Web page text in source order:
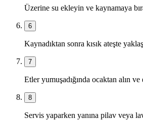
Üzerine su ekleyin ve kaynamaya
6
Kaynadıktan sonra kısık ateşte
7
Etler yumuşadığında ocaktan alın
8
Servis yaparken yanına pilav veya